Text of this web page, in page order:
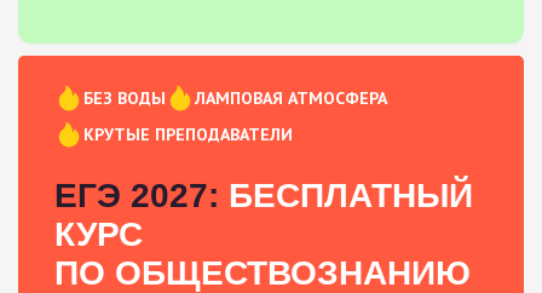
БЕЗ ВОДЫ
ЛАМПОВАЯ АТМОСФЕРА
КРУТЫЕ ПРЕПОДАВАТЕЛИ
ЕГЭ 2027: БЕСПЛАТНЫЙ
КУРС
ПО ОБЩЕСТВОЗНАНИЮ